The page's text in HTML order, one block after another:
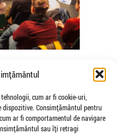
cum ar fi cookie-uri,
Consimțământul pentru
ar fi comportamentul de navigare
sau îți retragi
De Piante